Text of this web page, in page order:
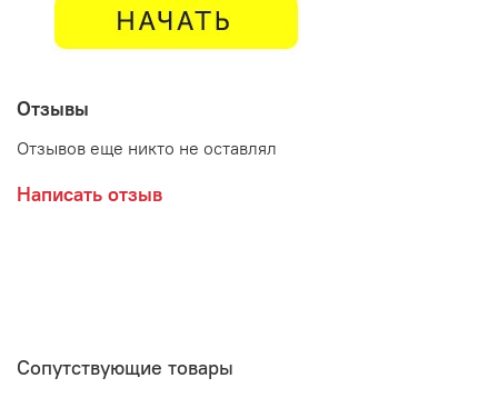
столешницу, в комплект не входит
Отзывы
Отзывов еще никто не оставлял
Написать отзыв
Сопутствующие товары